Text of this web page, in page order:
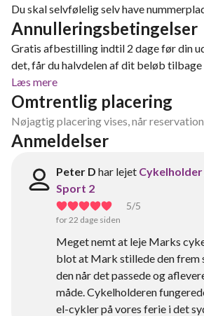
Du skal selvfølelig selv have
Annulleringsbetingelser
Gratis afbestilling indtil 2 dage før din
det, får du halvdelen af dit beløb
Læs mere
Omtrentlig placering
Nøjagtig placering vises, når
Anmeldelser
Peter D har lejet
Sport 2
5/5
for 22 dage siden
Meget nemt at leje Marks
blot at Mark stillede den frem
den når det passede og
måde. Cykelholderen
el-cykler på vores ferie i det